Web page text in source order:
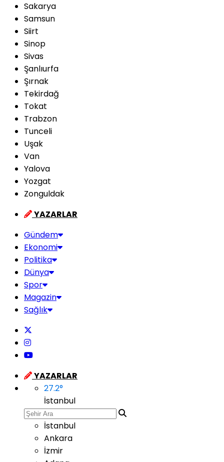
Sakarya
Samsun
Siirt
Sinop
Sivas
Şanlıurfa
Şırnak
Tekirdağ
Tokat
Trabzon
Tunceli
Uşak
Van
Yalova
Yozgat
Zonguldak
YAZARLAR
Gündem
Ekonomi
Politika
Dünya
Spor
Magazin
Sağlık
YAZARLAR
27.2°
İstanbul
İstanbul
Ankara
İzmir